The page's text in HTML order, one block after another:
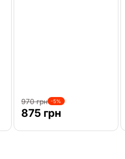
970 грн -5%
875 грн